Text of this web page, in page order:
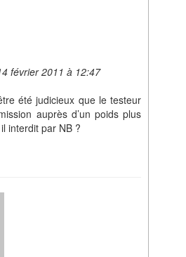
février 2011 à 12:47
été judicieux que le testeur
auprès d’un poids plus
interdit par NB ?